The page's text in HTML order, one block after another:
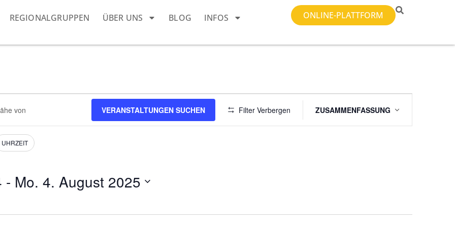
REGIONALGRUPPEN ÜBER UNS BLOG INFOS ONLINE-PLATTFORM
VERANSTALTUNGEN SUCHEN Filter Verbergen
Ansichten-
ZUSAMMENFASSUNG
UHRZEIT
- Mo. 4. August 2025